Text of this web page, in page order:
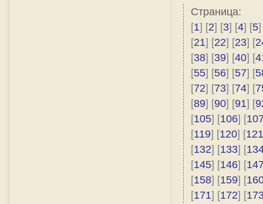
Страница:
[1] [2] [3] [4] [5]
[21] [22] [23] [
[38] [39] [40] [
[55] [56] [57] [
[72] [73] [74] [
[89] [90] [91] [
[105] [106] [
[119] [120] [121
[132] [133] [
[145] [146] [
[158] [159] [
[171] [172] [